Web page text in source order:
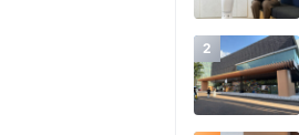
2